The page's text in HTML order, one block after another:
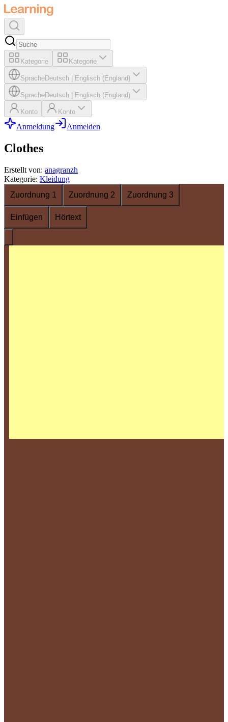
Kategorie Kategorie
SpracheDeutsch Englisch (England)
SpracheDeutsch Englisch (England)
Konto Konto
Anmeldung Anmelden
Clothes
Erstellt von: anagranzh
Kategorie: Kleidung
Zuordnung 1
Zuordnung 2 Zuordnung 3
Einfügen Hörtext